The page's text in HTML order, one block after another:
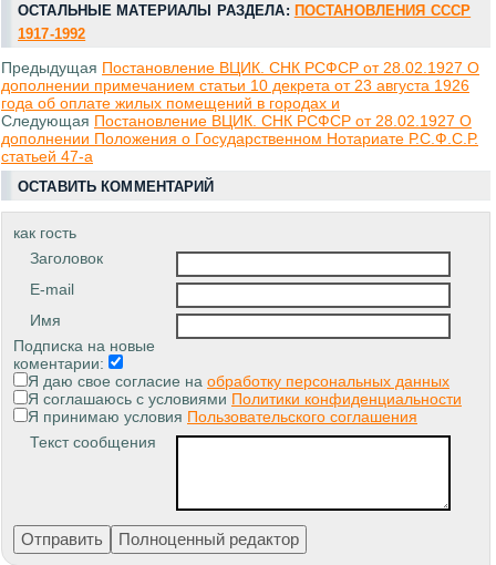
ОСТАЛЬНЫЕ МАТЕРИАЛЫ РАЗДЕЛА: ПОСТАНОВЛЕНИЯ СССР
1917-1992
Предыдущая Постановление ВЦИК. СНК РСФСР от 28.02.1927 О
дополнении примечанием статьи 10 декрета от 23 августа 1926
года об оплате жилых помещений в городах и
Следующая Постановление ВЦИК. СНК РСФСР от 28.02.1927 О
дополнении Положения о Государственном Нотариате Р.С.Ф.С.Р.
статьей 47-а
ОСТАВИТЬ КОММЕНТАРИЙ
как гость
Заголовок
E-mail
Имя
Подписка на новые
коментарии:
Я даю свое согласие на обработку персональных данных
Я соглашаюсь с условиями Политики конфиденциальности
Я принимаю условия Пользовательского соглашения
Текст сообщения